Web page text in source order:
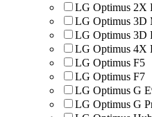
LG Optimus 2X
LG Optimus 3D
LG Optimus 3D
LG Optimus 4X
LG Optimus F5
LG Optimus F7
LG Optimus G
LG Optimus G